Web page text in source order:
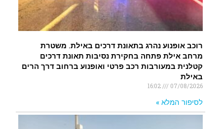
רוכב אופנוע נהרג בתאונת דרכים באילת. משטרת
מרחב אילת פתחה בחקירת נסיבות תאונת דרכים
קטלנית במעורבות רכב פרטי ואופנוע ברחוב דרך הרים
באילת
07/08/2026
16:02
לסיפור המלא »